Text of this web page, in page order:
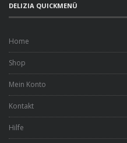
DELIZIA QUICKMENÜ
Home
Shop
Mein Konto
Kontakt
Hilfe